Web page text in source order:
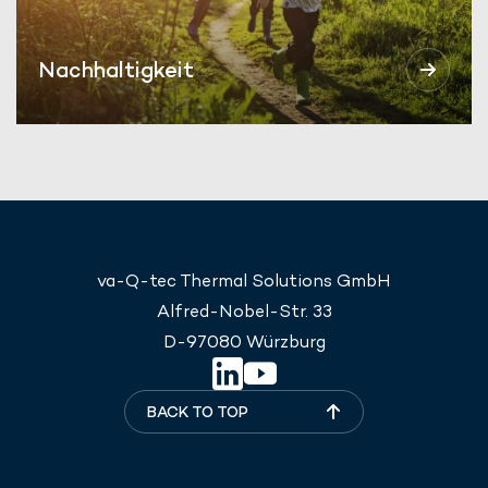
Nachhaltigkeit
va-Q-tec Thermal Solutions GmbH
Alfred-Nobel-Str. 33
D-97080 Würzburg
BACK TO TOP